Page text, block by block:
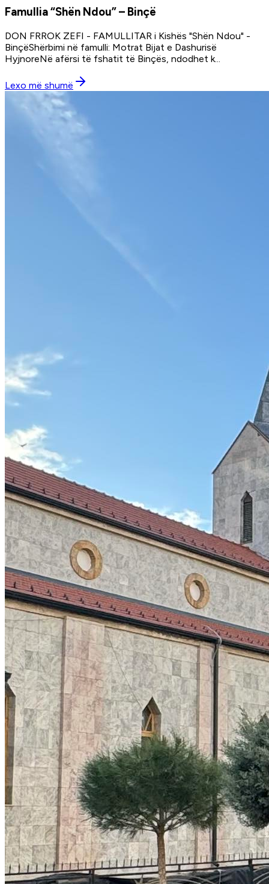
Famullia “Shën Ndou” – Binçë
DON FRROK ZEFI - FAMULLITAR i Kishës "Shën Ndou" -
BinçëShërbimi në famulli: Motrat Bijat e Dashurisë
HyjnoreNë afërsi të fshatit të Binçës, ndodhet k
Lexo më shumë